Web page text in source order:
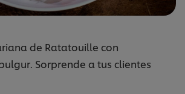
de Ratatouille con
Sorprende a tus clientes